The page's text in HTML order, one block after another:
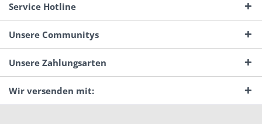
Service Hotline
Unsere Communitys
Unsere Zahlungsarten
Wir versenden mit: